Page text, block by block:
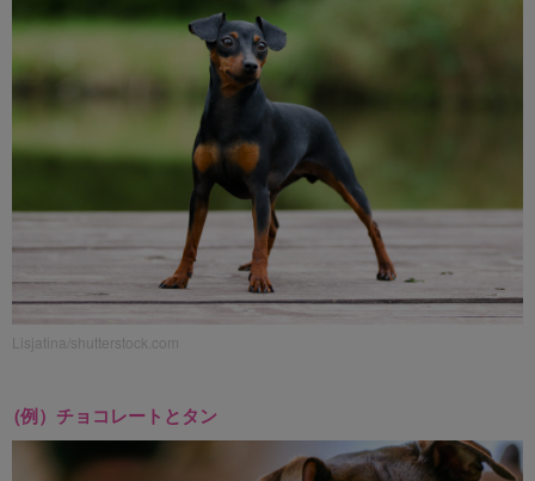
Lisjatina/shutterstock.com
(例）チョコレートとタン